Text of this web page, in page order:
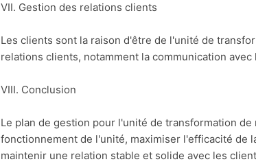
VII. Gestion des relations clients
Les clients sont la raison d'être de l'unité de
relations clients, notamment la communication
VIII. Conclusion
Le plan de gestion pour l'unité de transformation
fonctionnement de l'unité, maximiser l'efficacité de
maintenir une relation stable et solide avec les